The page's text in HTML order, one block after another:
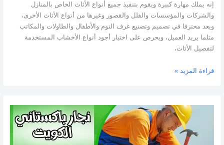
إنه يملك مهارة كبيرة ويقوم بتنفيذ جميع أنواع الأثاث الخاص بالمنازل
والشركات والمؤسسات والفلل والقصور وغيرها من أنواع الأثاث الأخرى،
ويعد محترفا في تصميم وتصنيع غرف النوم والأطفال والطاولات والمكاتب
مثلما يريد العميل، ويحرص على اختيار أجود أنواع الأخشاب المستخدمة
لتفصيل الأثاث،
قراءة المزيد »